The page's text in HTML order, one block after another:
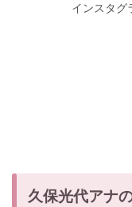
インスタ
久保光代アナ